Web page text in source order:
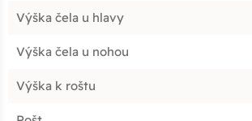
Výška čela u hlavy
Výška čela u nohou
Výška k roštu